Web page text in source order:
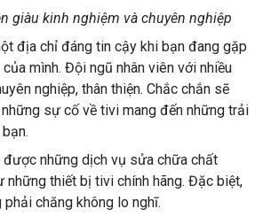
giàu kinh nghiệm và chuyên nghiệp
địa chỉ đáng tin cậy khi bạn đang gặp
mình. Đội ngũ nhân viên với nhiều
nghiệp, thân thiện. Chắc chắn sẽ
sự cố về tivi mang đến những trải
được những dịch vụ sửa chữa chất
những thiết bị tivi chính hãng. Đặc biệt,
chăng không lo nghĩ.